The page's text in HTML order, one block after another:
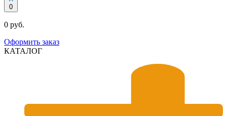
0
0 руб.
Оформить заказ
КАТАЛОГ